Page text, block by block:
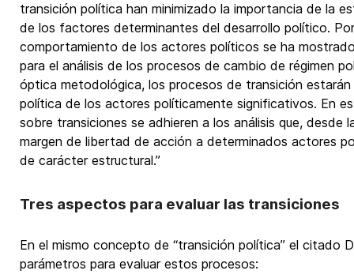
transición política han minimizado la importancia de la
de los factores determinantes del desarrollo político.
comportamiento de los actores políticos se ha
para el análisis de los procesos de cambio de régimen
óptica metodológica, los procesos de transición
política de los actores políticamente significativos. En
sobre transiciones se adhieren a los análisis que, desde
margen de libertad de acción a determinados actores
de carácter estructural.”
Tres aspectos para evaluar las transiciones
En el mismo concepto de “transición política” el citado
parámetros para evaluar estos procesos: